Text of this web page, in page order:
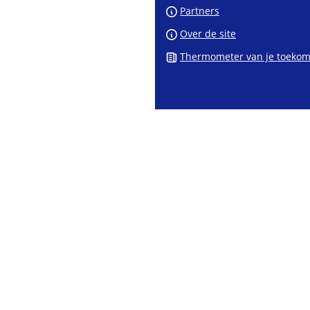
Partners
Over de site
Thermometer van je